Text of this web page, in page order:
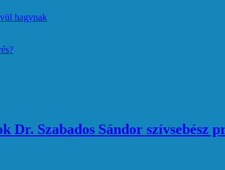
hagynak
Szabados Sándor szívsebész